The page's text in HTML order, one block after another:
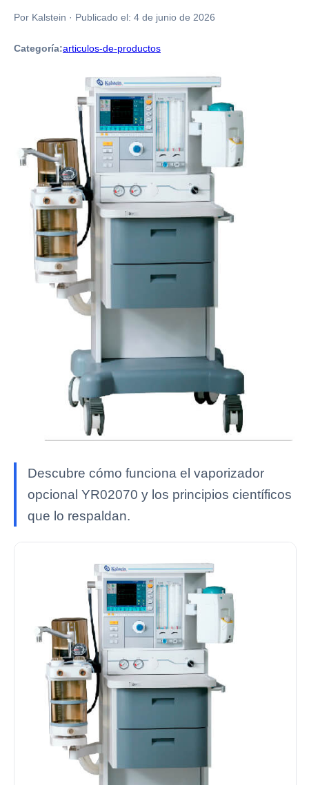
Por Kalstein · Publicado el: 4 de junio de 2026
Categoría:articulos-de-productos
Descubre cómo funciona el vaporizador
opcional YR02070 y los principios científicos
que lo respaldan.